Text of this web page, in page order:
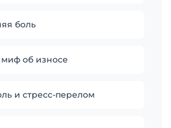
боль
об износе
и стресс-перелом